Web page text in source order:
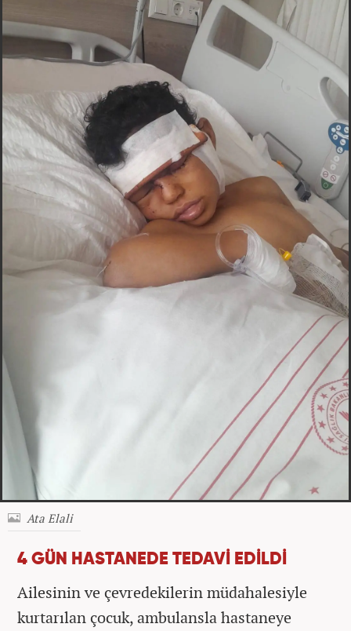
Ata Elali
4 GÜN HASTANEDE TEDAVİ EDİLDİ
Ailesinin ve çevredekilerin müdahalesiyle
kurtarılan çocuk, ambulansla hastaneye